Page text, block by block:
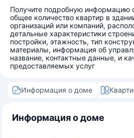
Получите подробную информацию
общее количество квартир в
организаций или компаний,
детальные характеристики
постройки, этажность, тип
материалы, информация об
название, контактные данные, и
предоставляемых услуг
Информация о доме
Информация о доме